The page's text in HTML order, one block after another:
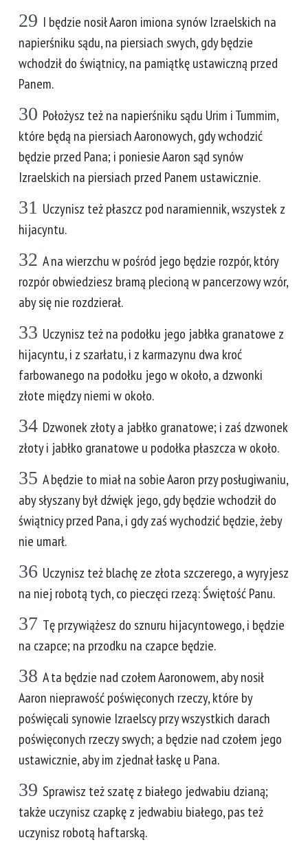
29 I będzie nosił Aaron imiona synów Izraelskich na
napierśniku sądu, na piersiach swych, gdy będzie
wchodził do świątnicy, na pamiątkę ustawiczną przed
Panem.
30 Położysz też na napierśniku sądu Urim i Tummim,
które będą na piersiach Aaronowych, gdy wchodzić
będzie przed Pana; i poniesie Aaron sąd synów
Izraelskich na piersiach przed Panem ustawicznie.
31 Uczynisz też płaszcz pod naramiennik, wszystek z
hijacyntu.
32 A na wierzchu w pośród jego będzie rozpór, który
rozpór obwiedziesz bramą plecioną w pancerzowy wzór,
aby się nie rozdzierał.
33 Uczynisz też na podołku jego jabłka granatowe z
hijacyntu, i z szarłatu, i z karmazynu dwa kroć
farbowanego na podołku jego w około, a dzwonki
złote między niemi w około.
34 Dzwonek złoty a jabłko granatowe; i zaś dzwonek
złoty i jabłko granatowe u podołka płaszcza w około.
35 A będzie to miał na sobie Aaron przy posługiwaniu,
aby słyszany był dźwięk jego, gdy będzie wchodził do
świątnicy przed Pana, i gdy zaś wychodzić będzie, żeby
nie umarł.
36 Uczynisz też blachę ze złota szczerego, a wyryjesz
na niej robotą tych, co pieczęci rzezą: Świętość Panu.
37 Tę przywiążesz do sznuru hijacyntowego, i będzie
na czapce; na przodku na czapce będzie.
38 A ta będzie nad czołem Aaronowem, aby nosił
Aaron nieprawość poświęconych rzeczy, które by
poświęcali synowie Izraelscy przy wszystkich darach
poświęconych rzeczy swych; a będzie nad czołem jego
ustawicznie, aby im zjednał łaskę u Pana.
39 Sprawisz też szatę z białego jedwabiu dzianą;
także uczynisz czapkę z jedwabiu białego, pas też
uczynisz robotą haftarską.